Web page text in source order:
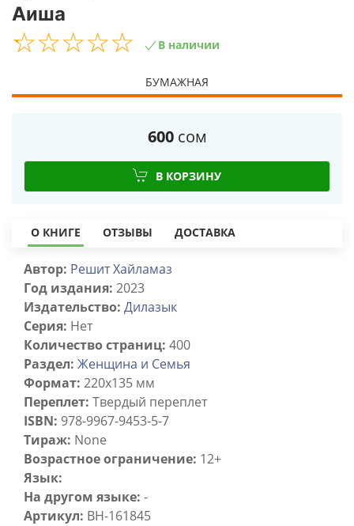
Аиша
☆☆☆☆☆
★★★★★ В наличии
БУМАЖНАЯ
600 сом
В КОРЗИНУ
О КНИГЕ ОТЗЫВЫ ДОСТАВКА
Автор: Решит Хайламаз
Год издания: 2023
Издательство: Дилазык
Серия: Нет
Количество страниц: 400
Раздел: Женщина и Семья
Формат: 220х135 мм
Переплет: Твердый переплет
ISBN: 978-9967-9453-5-7
Тираж: None
Возрастное ограничение: 12+
Язык:
На другом языке: -
Артикул: BH-161845